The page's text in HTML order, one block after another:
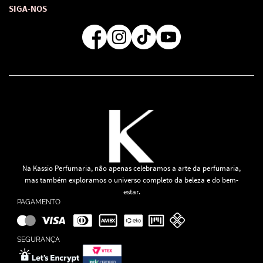
Formas de Pagamento
Regra de Frete Grátis
SIGA-NOS
Na Kassio Perfumaria, não apenas celebramos a arte da perfumaria,
mas também exploramos o universo completo da beleza e do bem-
estar.
PAGAMENTO
SEGURANÇA